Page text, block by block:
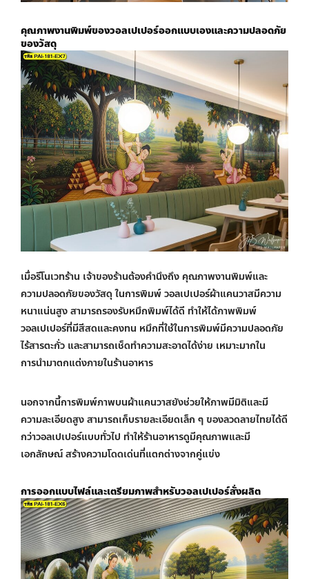
คุณภาพงานพิมพ์ของวอลเปเปอร์ออกแบบเองและความปลอดภัย
ของวัสดุ
เมื่อรีโนเวทร้าน เจ้าของร้านต้องคำนึงถึง คุณภาพงานพิมพ์และ
ความปลอดภัยของวัสดุ ในการพิมพ์ วอลเปเปอร์ผ้าแคนวาสมีความ
หนาแน่นสูง สามารถรองรับหมึกพิมพ์ได้ดี ทำให้ได้ภาพพิมพ์
วอลเปเปอร์ที่มีสีสดและคงทน หมึกที่ใช้ในการพิมพ์มีความปลอดภัย
ไร้สารตะกั่ว และสามารถเช็ดทำความสะอาดได้ง่าย เหมาะมากใน
การนำมาตกแต่งภายในร้านอาหาร
นอกจากนี้การพิมพ์ภาพบนผ้าแคนวาสยังช่วยให้ภาพมีมิติและมี
ความละเอียดสูง สามารถเก็บรายละเอียดเล็ก ๆ ของลวดลายไทยได้ดี
กว่าวอลเปเปอร์แบบทั่วไป ทำให้ร้านอาหารดูมีคุณภาพและมี
เอกลักษณ์ สร้างความโดดเด่นที่แตกต่างจากคู่แข่ง
การออกแบบไฟล์และเตรียมภาพสำหรับวอลเปเปอร์สั่งผลิต